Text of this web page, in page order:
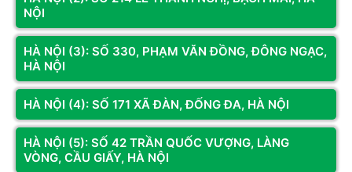
CƠ SỞ 1
Địa chỉ:
Số LK2A-17 Phố Nguyễn
Văn Trỗi, Hà Đông, Hà Nội
Hotline:098.236.8008 -
0339.69.8008
Bản đồ chỉ dẫn
CƠ SỞ 3
Địa chỉ:
Số 330 Phạm Văn Đồng,
Đông Ngạc, Hà Nội
Hotline:0833.921.922 -
0374.120.130
NỘI
HÀ NỘI (3): SỐ 330, PHẠM VĂN ĐỒNG, ĐÔNG NGẠC,
HÀ NỘI
HÀ NỘI (4): SỐ 171 XÃ ĐÀN, ĐỐNG ĐA, HÀ NỘI
HÀ NỘI (5): SỐ 42 TRẦN QUỐC VƯỢNG, LÀNG
VÒNG, CẦU GIẤY, HÀ NỘI